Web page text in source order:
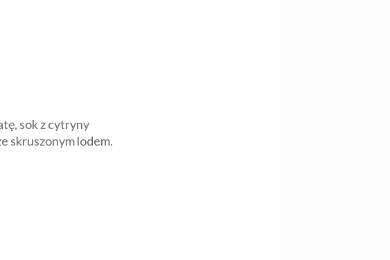
sok z cytryny
skruszonym lodem.